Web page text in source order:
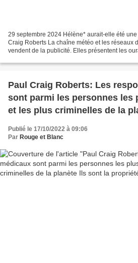
29 septembre 2024 Hélène* aurait-elle été
Craig Roberts La chaîne météo et les réseaux
vendent de la publicité. Elles présentent les
Paul Craig Roberts: Les
sont parmi les personnes les
et les plus criminelles de la planète Ils
Publié le 17/10/2022 à 09:06
Par Rouge et Blanc